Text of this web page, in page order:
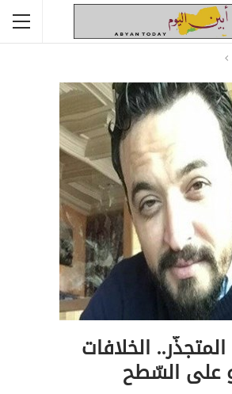
الخلافات
على السّطح